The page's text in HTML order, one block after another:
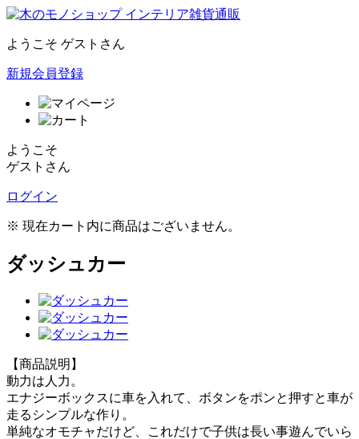
ようこそ ゲストさん
新規会員登録
ようこそ
ゲストさん
ログイン
※ 現在カート内に商品はございません。
ダッシュカー
【商品説明】
動力は人力。
エナジーボックスに車を入れて、ボタンをポンと押すと車が
走るシンプルな作り。
単純なオモチャだけど、これだけで子供は長い事遊んでいら